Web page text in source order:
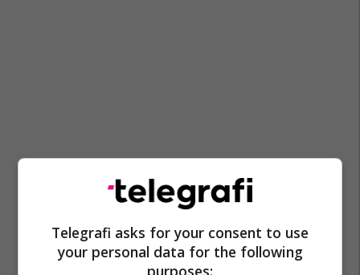
Telegrafi asks for your consent to use
your personal data for the following
purposes: